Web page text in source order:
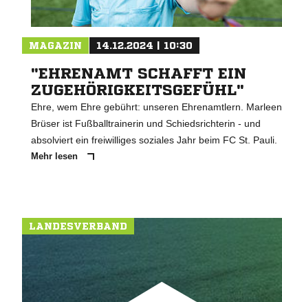
MAGAZIN 14.12.2024 | 10:30
"EHRENAMT SCHAFFT EIN
ZUGEHÖRIGKEITSGEFÜHL"
Ehre, wem Ehre gebührt: unseren Ehrenamtlern. Marleen
Brüser ist Fußballtrainerin und Schiedsrichterin - und
absolviert ein freiwilliges soziales Jahr beim FC St. Pauli.
Mehr lesen
LANDESVERBAND